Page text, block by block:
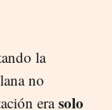
la
no
erasolo